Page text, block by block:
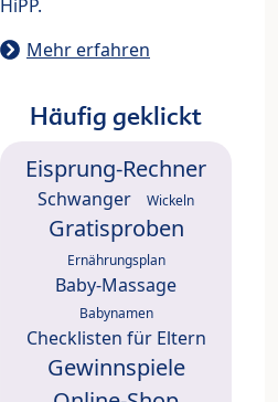
HiPP.
Mehr erfahren
Häufig geklickt
Eisprung-Rechner
Schwanger Wickeln
Gratisproben
Ernährungsplan
Baby-Massage
Babynamen
Checklisten für Eltern
Gewinnspiele